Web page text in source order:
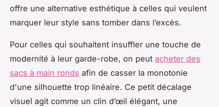
offre une alternative esthétique à celles qui veulent
marquer leur style sans tomber dans l’excès.
Pour celles qui souhaitent insuffler une touche de
modernité à leur garde-robe, on peut acheter des
sacs à main ronds afin de casser la monotonie
d'une silhouette trop linéaire. Ce petit décalage
visuel agit comme un clin d’œil élégant, une